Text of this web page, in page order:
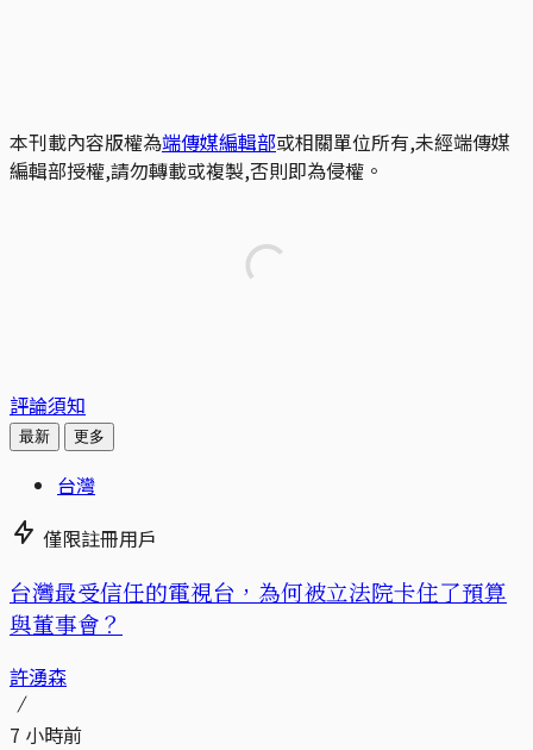
本刊載內容版權為端傳媒編輯部或相關單位所有,未經端傳媒
編輯部授權,請勿轉載或複製,否則即為侵權。
評論須知
最新 更多
台灣
僅限註冊用戶
台灣最受信任的電視台，為何被立法院卡住了預算
與董事會？
許湧森
7 小時前